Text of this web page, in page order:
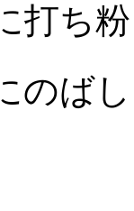
打ち
のば